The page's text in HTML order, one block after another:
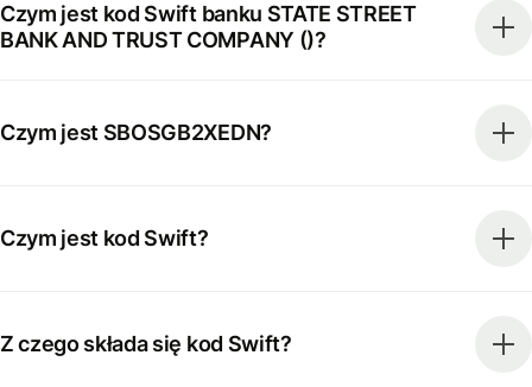
Czym jest kod Swift banku STATE STREET
BANK AND TRUST COMPANY ()?
Czym jest SBOSGB2XEDN?
Czym jest kod Swift?
Z czego składa się kod Swift?